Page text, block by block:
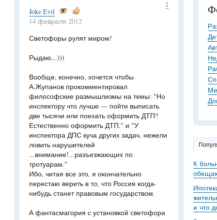
1
Joke Evil
14 февраля 2012
Светофоры рулят миром!
Рыдаю...)))
Вообще, конечно, хочется чтобы
А.Жупанов прокомментировал
философские размышлизмы на темы: "Но
инспектору что лучше — пойти выписать
две тысячи или поехать оформить ДТП?
Естественно оформить ДТП." и "У
инспектора ДПС куча других задач, нежели
ловить нарушителей
...внимание!...разъезжающих по
тротуарам."
Ибо, читая все это, я окончательно
перестаю верить в то, что Россия когда-
нибудь станет правовым государством.
А фантасмагория с установкой светофора
К
и что